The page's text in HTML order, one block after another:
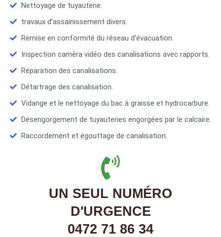
Nettoyage de tuyauterie.
travaux d’assainissement divers.
Remise en conformité du réseau d'évacuation.
Inspection caméra vidéo des canalisations avec rapports.
Réparation des canalisations.
Détartrage des canalisation.
Vidange et le nettoyage du bac à graisse et hydrocarbure.
Désengorgement de tuyauteries engorgées par le calcaire.
Raccordement et égouttage de canalisation.
UN SEUL NUMÉRO
D'URGENCE
0472 71 86 34